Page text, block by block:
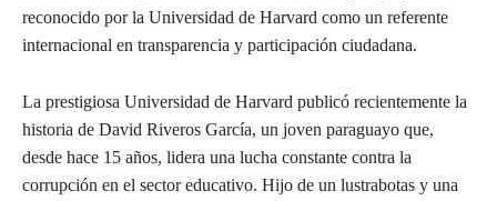
reconocido por la Universidad de Harvard como un referente
internacional en transparencia y participación ciudadana.
La prestigiosa Universidad de Harvard publicó recientemente la
historia de David Riveros García, un joven paraguayo que,
desde hace 15 años, lidera una lucha constante contra la
corrupción en el sector educativo. Hijo de un lustrabotas y una